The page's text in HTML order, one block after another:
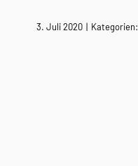
3. Juli 2020 | Kategorien: